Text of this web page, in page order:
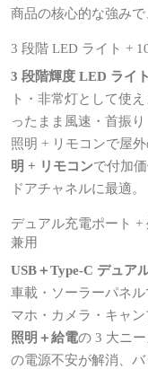
商品の核心的な強みで
3 段階 LED ライト +
3 段階輝度 LED ライト
ト・非常灯として使
ったまま風速・首振
照明 + リモコンで屋
明 + リモコンで付加
ドアチャネルに最適。
デュアル充電ポート
兼用
USB＋Type-C デュア
車載・ソーラーパネル
マホ・カメラ・キャ
照明＋給電の 3 大ニ
の電源不安が解消、